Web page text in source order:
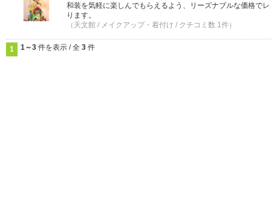
和装を気軽に楽しんでもらえるよう、リーズナブルな価格で
ります。
（天文館 / メイクアップ・着付け / クチコミ数 1件）
1 1～3 件を表示 / 全 3 件